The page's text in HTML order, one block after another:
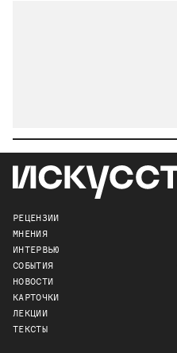
РЕЦЕНЗИИ
МНЕНИЯ
ИНТЕРВЬЮ
СОБЫТИЯ
НОВОСТИ
КАРТОЧКИ
ЛЕКЦИИ
ТЕКСТЫ